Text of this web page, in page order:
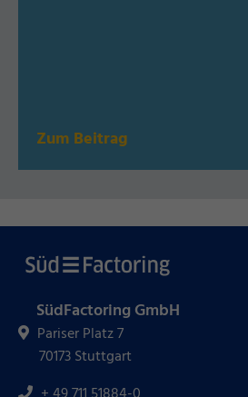
Zum Beitrag
SüdFactoring GmbH
Pariser Platz 7
70173 Stuttgart